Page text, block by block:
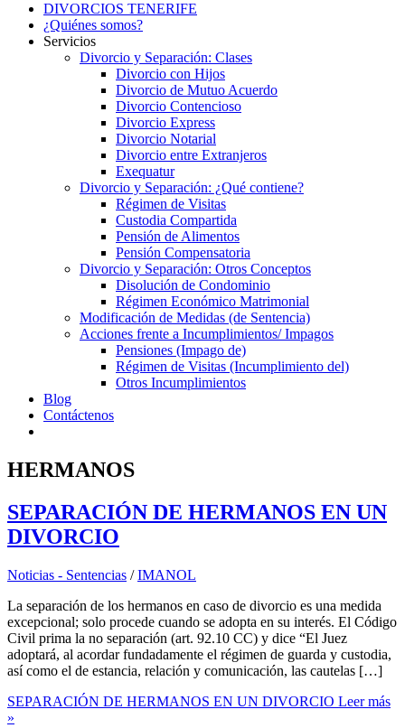
DIVORCIOS TENERIFE
¿Quiénes somos?
Servicios
Divorcio y Separación: Clases
Divorcio con Hijos
Divorcio de Mutuo Acuerdo
Divorcio Contencioso
Divorcio Express
Divorcio Notarial
Divorcio entre Extranjeros
Exequatur
Divorcio y Separación: ¿Qué contiene?
Régimen de Visitas
Custodia Compartida
Pensión de Alimentos
Pensión Compensatoria
Divorcio y Separación: Otros Conceptos
Disolución de Condominio
Régimen Económico Matrimonial
Modificación de Medidas (de Sentencia)
Acciones frente a Incumplimientos/ Impagos
Pensiones (Impago de)
Régimen de Visitas (Incumplimiento del)
Otros Incumplimientos
Blog
Contáctenos
HERMANOS
SEPARACIÓN DE HERMANOS EN UN
DIVORCIO
Noticias - Sentencias /IMANOL
La separación de los hermanos en caso de divorcio es una medida
excepcional; solo procede cuando se adopta en su interés. El Código
Civil prima la no separación (art. 92.10 CC) y dice “El Juez
adoptará, al acordar fundadamente el régimen de guarda y custodia,
así como el de estancia, relación y comunicación, las cautelas […]
SEPARACIÓN DE HERMANOS EN UN DIVORCIO Leer más
»